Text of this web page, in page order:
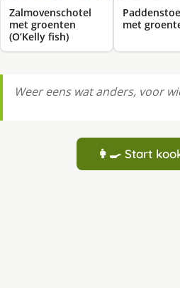
Zalmovenschotel
met groenten
(O’Kelly fish)
met
Weer eens wat anders, voor
👩‍🍳 Start